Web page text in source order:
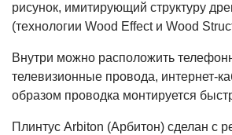
рисунок, имитирующий структуру
(технологии Wood Effect и Wood
Внутри можно расположить
телевизионные провода, интернет-
образом проводка монтируется
Плинтус Arbiton (Арбитон) сделан с